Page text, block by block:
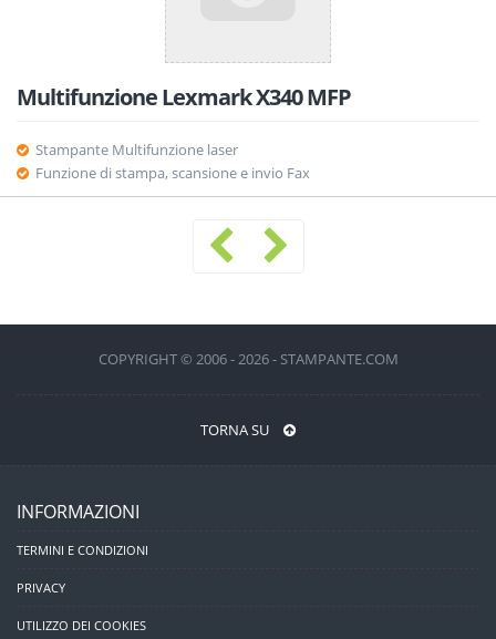
Multifunzione Lexmark X340 MFP
Stampante Multifunzione laser
Funzione di stampa, scansione e invio Fax
COPYRIGHT © 2006 - 2026 - STAMPANTE.COM
TORNA SU
INFORMAZIONI
TERMINI E CONDIZIONI
PRIVACY
UTILIZZO DEI COOKIES